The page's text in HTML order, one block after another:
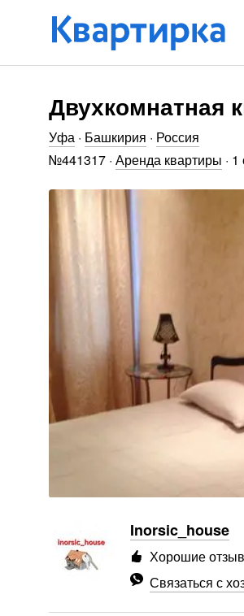
Двухкомнатная
Уфа · Башкирия · Россия
№441317 · Аренда квартиры · 1
Inorsic_house
Связаться с
Хорошие